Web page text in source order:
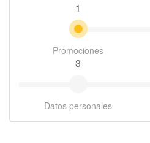
1
Promociones
3
Datos personales